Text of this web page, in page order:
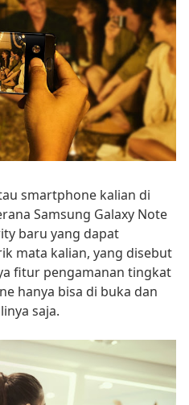
smartphone kalian di
Samsung Galaxy Note
baru yang dapat
mata kalian, yang disebut
fitur pengamanan tingkat
hanya bisa di buka dan
saja.